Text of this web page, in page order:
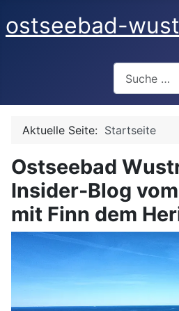
ostseebad-
Aktuelle Seite: Startseite
Ostseebad
Insider-Blog
mit Finn dem